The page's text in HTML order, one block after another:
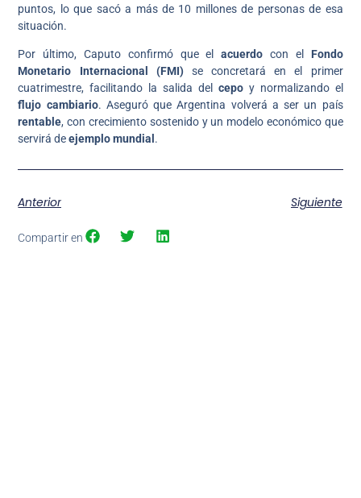
puntos, lo que sacó a más de 10 millones de personas de esa
situación.
Por último, Caputo confirmó que elacuerdo con el Fondo
Monetario Internacional (FMI)se concretará en el primer
cuatrimestre, facilitando la salida del cepoy normalizando el
flujo cambiario. Aseguró que Argentina volverá a ser un país
rentable, con crecimiento sostenido y un modelo económico que
servirá deejemplo mundial .
Anterior Siguiente
Compartir en